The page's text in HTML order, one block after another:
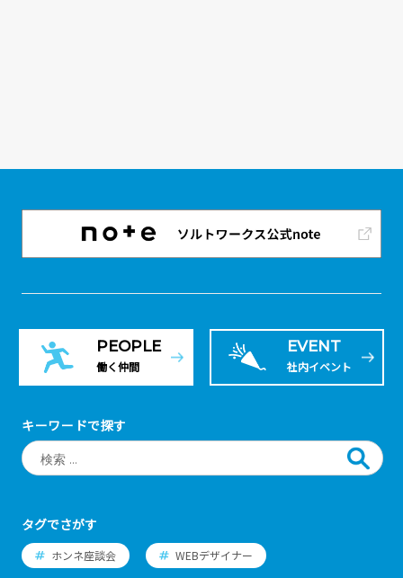
PEOPLE
働く仲間
EVENT
社内イベント
キーワードで探す
タグでさがす
ホンネ座談会 WEBデザイナー